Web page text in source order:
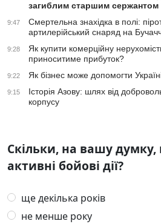
загиблим старшим сержантом
9:47
Смертельна знахідка в полі:
артилерійський снаряд на
9:28
Як купити комерційну
приноситиме прибуток?
9:22 Як бізнес може допомогти
9:15
Історія Азову: шлях від
корпусу
Скільки, на вашу
активні бойові дії?
ще декілька років
не менше року